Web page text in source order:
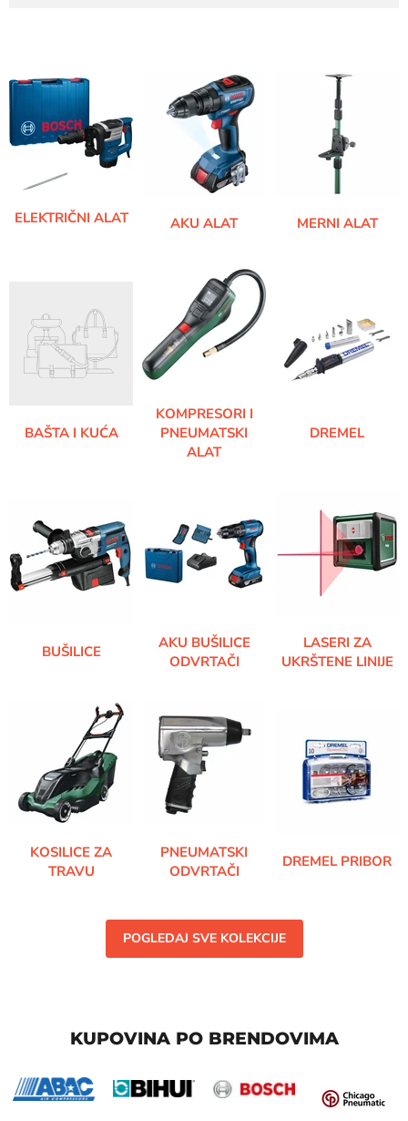
ELEKTRIČNI ALAT AKU ALAT MERNI ALAT
BAŠTA I KUĆA
KOMPRESORI I
PNEUMATSKI
ALAT
DREMEL
BUŠILICE
AKU BUŠILICE
ODVRTAČI
LASERI ZA
UKRŠTENE LINIJE
KOSILICE ZA
TRAVU
PNEUMATSKI
ODVRTAČI
DREMEL PRIBOR
POGLEDAJ SVE KOLEKCIJE
KUPOVINA PO BRENDOVIMA